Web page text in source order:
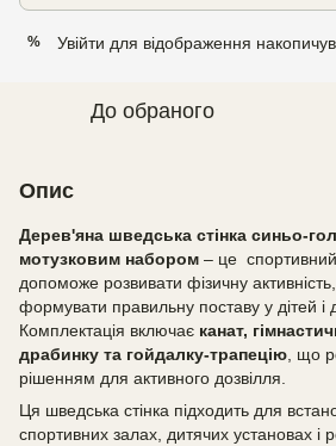
% Увійти для відображення
До обраного
Опис
Дерев'яна шведська стінка синьо-
мотузковим набором – це
допоможе розвивати фізичну
формувати правильну поставу у дітей і
Комплектація включає канат,
драбинку та гойдалку-трапецію , що
рішенням для активного дозвілля.
Ця шведська стінка підходить для
спортивних залах, дитячих установах і